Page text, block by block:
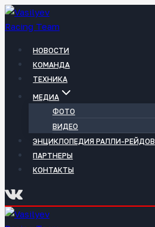
Перейти
к
НОВОСТИ
КОМАНДА
ТЕХНИКА
МЕДИА
ФОТО
ВИДЕО
ЭНЦИКЛОПЕДИЯ РАЛЛИ-РЕЙДОВ
ПАРТНЕРЫ
КОНТАКТЫ